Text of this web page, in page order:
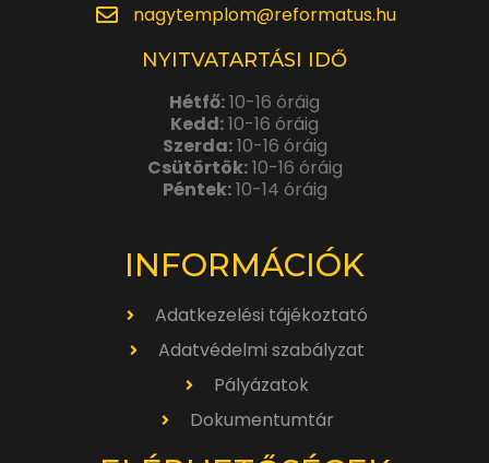
nagytemplom@reformatus.hu
NYITVATARTÁSI IDŐ
Hétfő:10-16 óráig
Kedd:10-16 óráig
Szerda:10-16 óráig
Csütörtök:10-16 óráig
Péntek:10-14 óráig
INFORMÁCIÓK
Adatkezelési tájékoztató
Adatvédelmi szabályzat
Pályázatok
Dokumentumtár